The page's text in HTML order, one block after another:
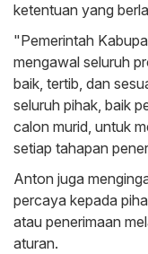
ketentuan yang
"Pemerintah
mengawal seluruh
baik, tertib, dan
seluruh pihak, baik
calon murid, untuk
setiap tahapan
Anton juga
percaya kepada
atau penerimaan
aturan.